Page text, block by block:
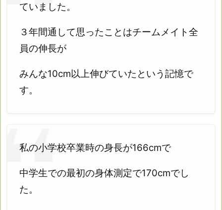
ていました。
３年間通して思ったことはチームメイト全
員の伸長が
みんな10cm以上伸びていたという記憶で
す。
私の小学校卒業時の身長が166cmで
中学生での最初の身体測定で170cmでし
た。